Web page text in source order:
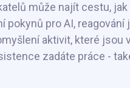
může najít cestu,
pro AI,
aktivit, které
zadáte práce -